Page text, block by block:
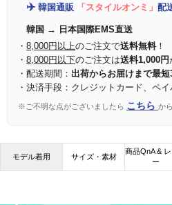
✈️ 韓国通販 「スタイルオンミ」 配
韓国 → 日本国際EMS直送
・ 8,000円以上のご注文で送料無料！
・ 8,000円以下のご注文は送料1,000円
・配送期間： 出荷からお届けまで最
・決済手段：クレジットカード、ペ
※ご不明な点がございましたら こちら か
モデル着用 サイズ・素材
商品QnA &
ー